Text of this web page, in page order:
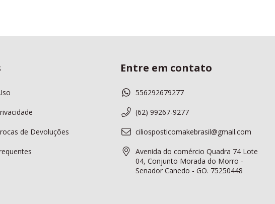
de Devoluções
Entre em contato
556292679277
(62) 99267-9277
ciliosposticomakebrasil@gmail.com
Avenida do comércio Quadra 74 Lote
04, Conjunto Morada do Morro -
Senador Canedo - GO. 75250448